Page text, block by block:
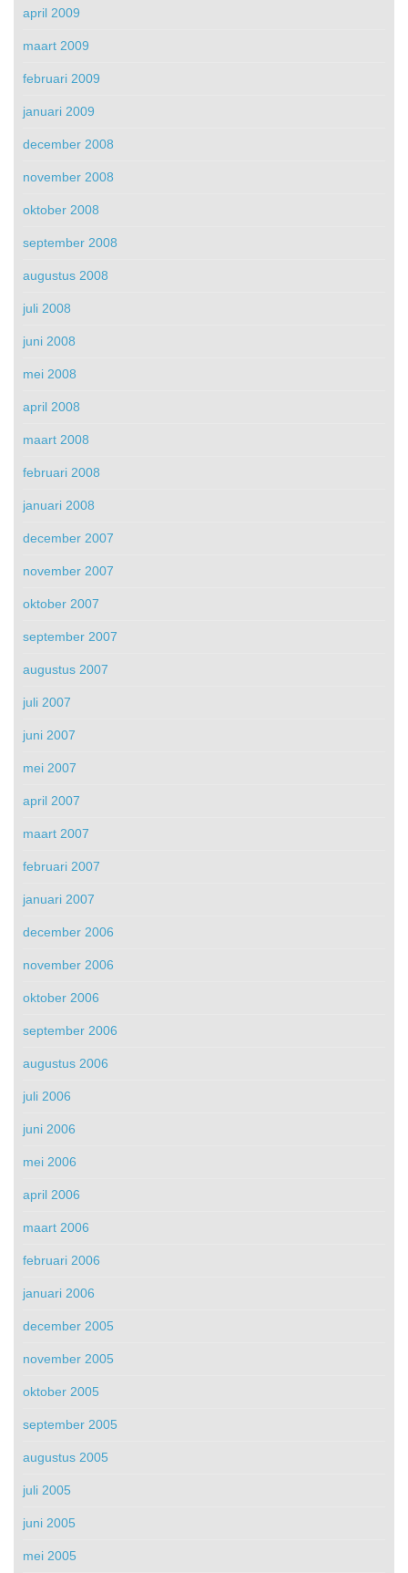
april 2009
maart 2009
februari 2009
januari 2009
december 2008
november 2008
oktober 2008
september 2008
augustus 2008
juli 2008
juni 2008
mei 2008
april 2008
maart 2008
februari 2008
januari 2008
december 2007
november 2007
oktober 2007
september 2007
augustus 2007
juli 2007
juni 2007
mei 2007
april 2007
maart 2007
februari 2007
januari 2007
december 2006
november 2006
oktober 2006
september 2006
augustus 2006
juli 2006
juni 2006
mei 2006
april 2006
maart 2006
februari 2006
januari 2006
december 2005
november 2005
oktober 2005
september 2005
augustus 2005
juli 2005
juni 2005
mei 2005